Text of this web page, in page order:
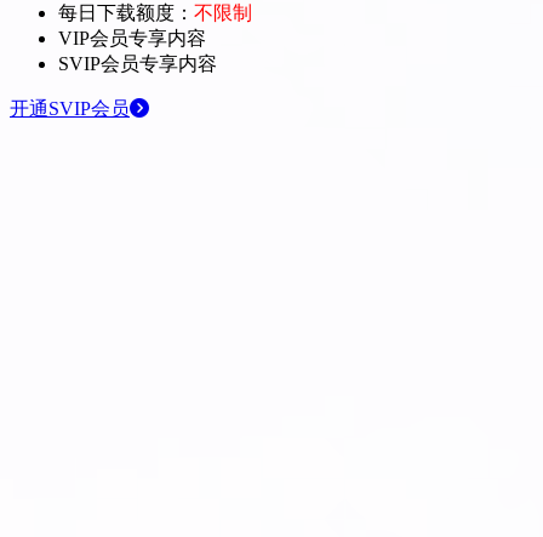
每日下载额度： 不限制
VIP会员专享内容
SVIP会员专享内容
开通SVIP会员